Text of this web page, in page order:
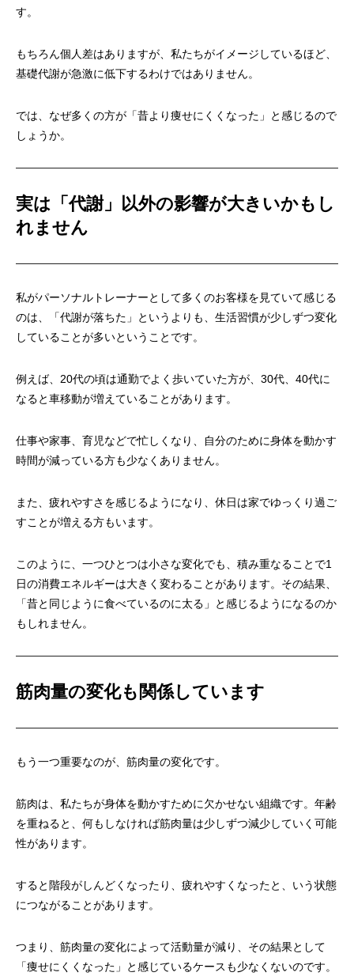
す。
もちろん個人差はありますが、私たちがイメージしているほど、
基礎代謝が急激に低下するわけではありません。
では、なぜ多くの方が「昔より痩せにくくなった」と感じるので
しょうか。
実は「代謝」以外の影響が大きいかもし
れません
私がパーソナルトレーナーとして多くのお客様を見ていて感じる
のは、「代謝が落ちた」というよりも、生活習慣が少しずつ変化
していることが多いということです。
例えば、20代の頃は通勤でよく歩いていた方が、30代、40代に
なると車移動が増えていることがあります。
仕事や家事、育児などで忙しくなり、自分のために身体を動かす
時間が減っている方も少なくありません。
また、疲れやすさを感じるようになり、休日は家でゆっくり過ご
すことが増える方もいます。
このように、一つひとつは小さな変化でも、積み重なることで1
日の消費エネルギーは大きく変わることがあります。その結果、
「昔と同じように食べているのに太る」と感じるようになるのか
もしれません。
筋肉量の変化も関係しています
もう一つ重要なのが、筋肉量の変化です。
筋肉は、私たちが身体を動かすために欠かせない組織です。年齢
を重ねると、何もしなければ筋肉量は少しずつ減少していく可能
性があります。
すると階段がしんどくなったり、疲れやすくなったと、いう状態
につながることがあります。
つまり、筋肉量の変化によって活動量が減り、その結果として
「痩せにくくなった」と感じているケースも少なくないのです。